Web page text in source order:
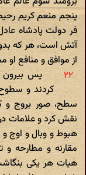
پنجم منعم کریم
فر دولت پادشاه
آتش است، هر که بدو
از موافق و منافع او
پس بیرون
کردند و
سطح، صور بروج و
نقش کرد و علامات
هبوط و وبال و اوج
مقارنه و مطارحه
هیات هر یکی